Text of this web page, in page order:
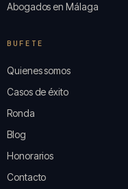
Abogados en Málaga
BUFETE
Quienes somos
Casos de éxito
Ronda
Blog
Honorarios
Contacto